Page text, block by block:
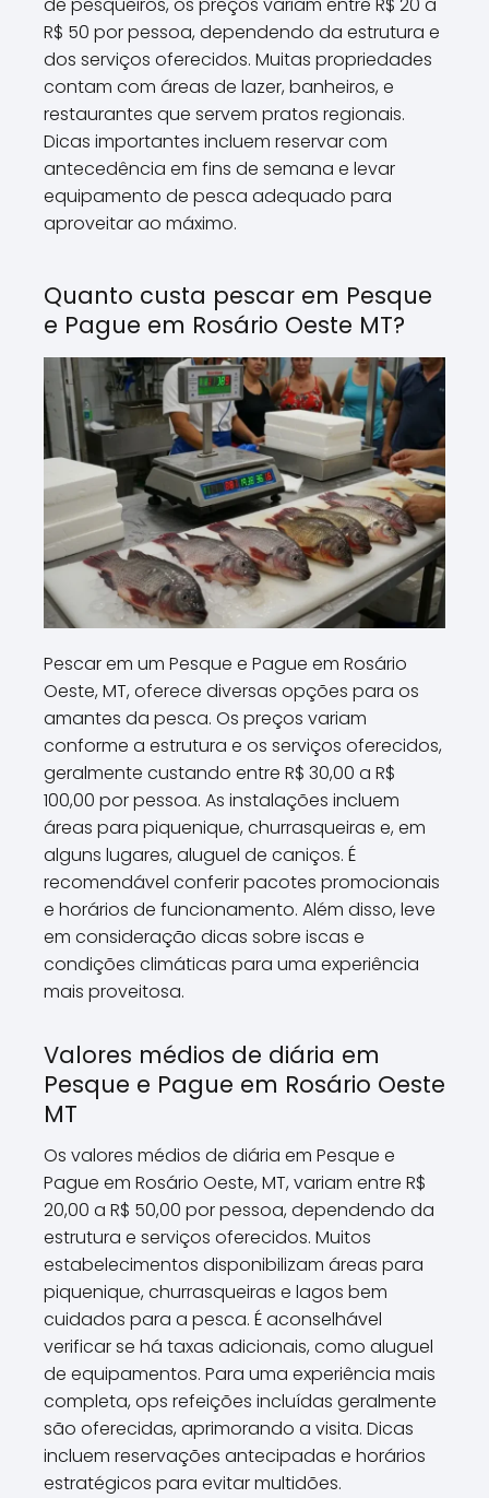
de pesqueiros, os preços variam entre R$ 20 a
R$ 50 por pessoa, dependendo da estrutura e
dos serviços oferecidos. Muitas propriedades
contam com áreas de lazer, banheiros, e
restaurantes que servem pratos regionais.
Dicas importantes incluem reservar com
antecedência em fins de semana e levar
equipamento de pesca adequado para
aproveitar ao máximo.
Quanto custa pescar em Pesque
e Pague em Rosário Oeste MT?
Pescar em um Pesque e Pague em Rosário
Oeste, MT, oferece diversas opções para os
amantes da pesca. Os preços variam
conforme a estrutura e os serviços oferecidos,
geralmente custando entre R$ 30,00 a R$
100,00 por pessoa. As instalações incluem
áreas para piquenique, churrasqueiras e, em
alguns lugares, aluguel de caniços. É
recomendável conferir pacotes promocionais
e horários de funcionamento. Além disso, leve
em consideração dicas sobre iscas e
condições climáticas para uma experiência
mais proveitosa.
Valores médios de diária em
Pesque e Pague em Rosário Oeste
MT
Os valores médios de diária em Pesque e
Pague em Rosário Oeste, MT, variam entre R$
20,00 a R$ 50,00 por pessoa, dependendo da
estrutura e serviços oferecidos. Muitos
estabelecimentos disponibilizam áreas para
piquenique, churrasqueiras e lagos bem
cuidados para a pesca. É aconselhável
verificar se há taxas adicionais, como aluguel
de equipamentos. Para uma experiência mais
completa, ops refeições incluídas geralmente
são oferecidas, aprimorando a visita. Dicas
incluem reservações antecipadas e horários
estratégicos para evitar multidões.